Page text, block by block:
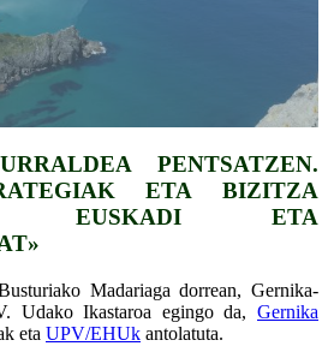
PENTSATZEN.
ETA BIZITZA
EUSKADI ETA
Madariaga dorrean, Gernika-
Udako Ikastaroa egingo da, Gernika
eta UPV/EHUk antolatuta.